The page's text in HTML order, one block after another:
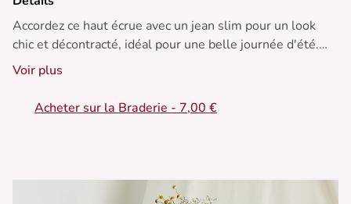
Accordez ce haut écrue avec un jean slim pour un look
chic et décontracté, idéal pour une belle journée d'été.
• Top court en coton
• Manches bouffantes
Voir plus
Acheter sur la Braderie - 7,00 €